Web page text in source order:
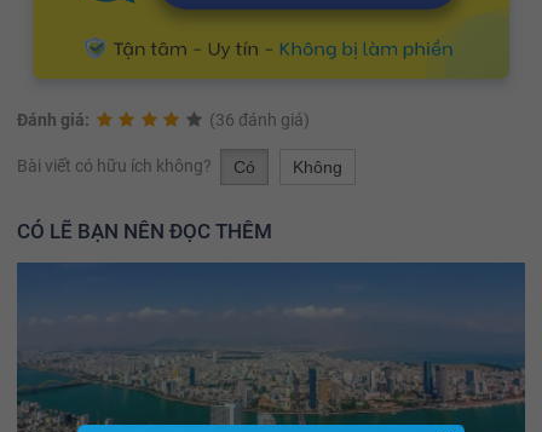
Đánh giá: (36 đánh giá)
Bài viết có hữu ích không? Có Không
CÓ LẼ BẠN NÊN ĐỌC THÊM